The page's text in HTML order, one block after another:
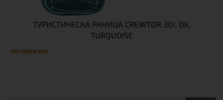
ТУРИСТИЧЕСКА РАНИЦА CREWTOR 30L DK.
TURQUOISE
по поръчка